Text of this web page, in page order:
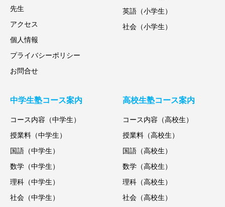
先生
アクセス
個人情報
プライバシーポリシー
お問合せ
英語（小学生）
社会（小学生）
中学生塾コース案内
コース内容（中学生）
授業料（中学生）
国語（中学生）
数学（中学生）
理科（中学生）
社会（中学生）
高校生塾コース案内
コース内容（高校生）
授業料（高校生）
国語（高校生）
数学（高校生）
理科（高校生）
社会（高校生）